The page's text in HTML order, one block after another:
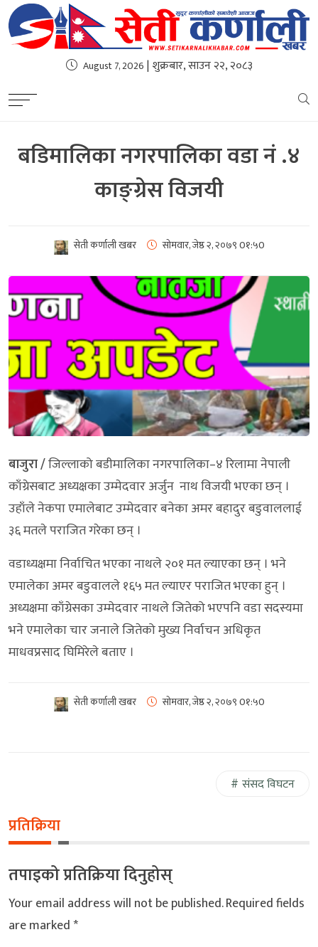
August 7, 2026 | शुक्रबार, साउन २२, २०८३
बडिमालिका नगरपालिका वडा नं .४
काङ्ग्रेस विजयी
सेती कर्णाली खबर सोमवार, जेष्ठ २, २०७९0१:५0
बाजुरा /जिल्लाको बडीमालिका नगरपालिका–४ रिलामा नेपाली
काँग्रेसबाट अध्यक्षका उम्मेदवार अर्जुन नाथ विजयी भएका छन् ।
उहाँले नेकपा एमालेबाट उम्मेदवार बनेका अमर बहादुर बडुवाललाई
३६ मतले पराजित गरेका छन् ।
वडाध्यक्षमा निर्वाचित भएका नाथले २०१ मत ल्याएका छन् । भने
एमालेका अमर बडुवालले १६५ मत ल्याएर पराजित भएका हुन् ।
अध्यक्षमा काँग्रेसका उम्मेदवार नाथले जितेको भएपनि वडा सदस्यमा
भने एमालेका चार जनाले जितेको मुख्य निर्वाचन अधिकृत
माधवप्रसाद घिमिरेले बताए ।
सेती कर्णाली खबर सोमवार, जेष्ठ २, २०७९0१:५0
संसद विघटन
प्रतिक्रिया
तपाइको प्रतिक्रिया दिनुहोस्
Your email address will not be published.Required fields
are marked*